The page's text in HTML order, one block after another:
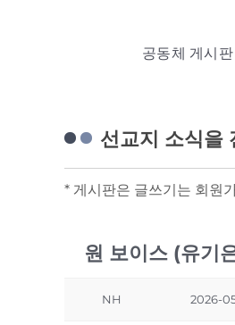
공동체 게시판
선교지 소식을
* 게시판은 글쓰기는 회원
원 보이스 (유기
NH 2026-